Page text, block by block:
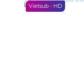
Vietsub - HD